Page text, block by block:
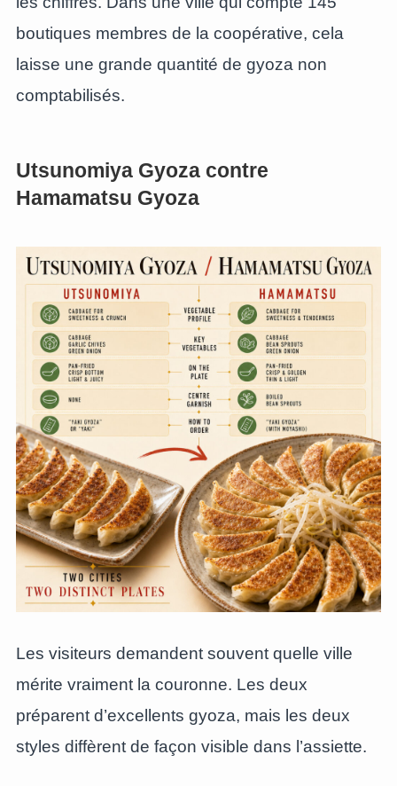
boutiques membres de la coopérative, cela
laisse une grande quantité de gyoza non
comptabilisés.
Utsunomiya Gyoza contre
Hamamatsu Gyoza
Les visiteurs demandent souvent quelle ville
mérite vraiment la couronne. Les deux
préparent d’excellents gyoza, mais les deux
styles diffèrent de façon visible dans l’assiette.